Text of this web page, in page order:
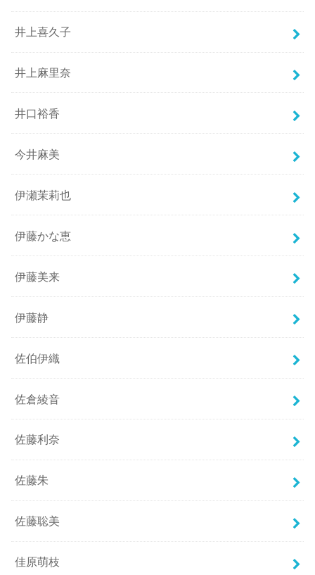
井上喜久子
井上麻里奈
井口裕香
今井麻美
伊瀬茉莉也
伊藤かな恵
伊藤美来
伊藤静
佐伯伊織
佐倉綾音
佐藤利奈
佐藤朱
佐藤聡美
佳原萌枝